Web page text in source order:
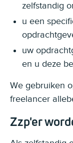
zelfstandig
u een
uw
en u deze
We gebruiken
freelancer
Zzp'er